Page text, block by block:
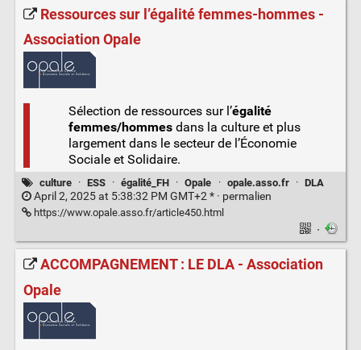
Ressources sur l’égalité femmes-hommes -
Association Opale
Sélection de ressources sur l’égalité
femmes/hommesdans la culture et plus
largement dans le secteur de l’Économie
Sociale et Solidaire.
culture · ESS · égalité_FH · Opale · opale.asso.fr · DLA
April 2, 2025 at 5:38:32 PM GMT+2 * · permalien
https://www.opale.asso.fr/article450.html
·
ACCOMPAGNEMENT : LE DLA - Association
Opale